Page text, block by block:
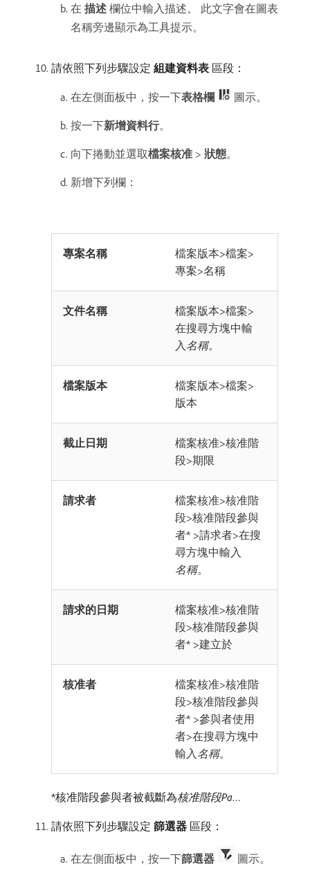
在​ 描述 ​欄位中輸入描述。 此文字會在圖表
名稱旁邊顯示為工具提示。
請依照下列步驟設定​ 組建資料表 ​區段：
在左側面板中，按一下​表格欄 圖示。
按一下​新增資料行。
向下捲動並選取​檔案核准 > 狀態。
新增下列欄：
專案名稱
檔案版本>檔案>
專案>名稱
文件名稱
檔案版本>檔案>
在搜尋方塊中輸
入 名稱。
檔案版本
檔案版本>檔案>
版本
截止日期
檔案核准>核准階
段>期限
請求者
檔案核准>核准階
段>核准階段參與
者* >請求者>在搜
尋方塊中輸入
名稱。
請求的日期
檔案核准>核准階
段>核准階段參與
者* >建立於
核准者
檔案核准>核准階
段>核准階段參與
者* >參與者使用
者>在搜尋方塊中
輸入 名稱。
*核准階段參與者被截斷為​核准階段Pa…
請依照下列步驟設定​ 篩選器 ​區段：
在左側面板中，按一下​篩選器 圖示。